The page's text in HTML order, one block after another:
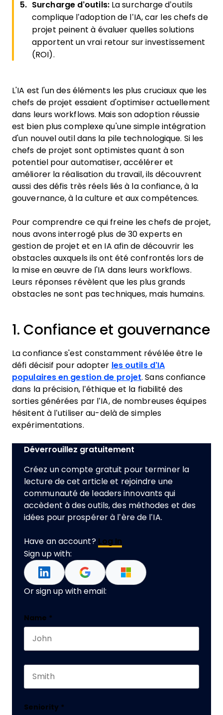
Surcharge d’outils: La surcharge d’outils
complique l’adoption de l’IA, car les chefs de
projet peinent à évaluer quelles solutions
apportent un vrai retour sur investissement
(ROI).
L'IA est l'un des éléments les plus cruciaux que les
chefs de projet essaient d'optimiser actuellement
dans leurs workflows. Mais son adoption réussie
est bien plus complexe qu'une simple intégration
d'un nouvel outil dans la pile technologique. Si les
chefs de projet sont optimistes quant à son
potentiel pour automatiser, accélérer et
améliorer la réalisation du travail, ils découvrent
aussi des défis très réels liés à la confiance, à la
gouvernance, à la culture et aux compétences.
Pour comprendre ce qui freine les chefs de projet,
nous avons interrogé plus de 30 experts en
gestion de projet et en IA afin de découvrir les
obstacles auxquels ils ont été confrontés lors de
la mise en œuvre de l'IA dans leurs workflows.
Leurs réponses révèlent que les plus grands
obstacles ne sont pas techniques, mais humains.
1. Confiance et gouvernance
La confiance s'est constamment révélée être le
défi décisif pour adopter les outils d’IA
populaires en gestion de projet. Sans confiance
dans la précision, l’éthique et la fiabilité des
sorties générées par l’IA, de nombreuses équipes
hésitent à l’utiliser au-delà de simples
expérimentations.
Déverrouillez gratuitement
Créez un compte gratuit pour terminer la
lecture de cet article et rejoindre une
communauté de leaders innovants qui
accèdent à des outils, des méthodes et des
idées pour prospérer à l’ère de l’IA.
Have an account? Log In
Sign up with:
Or sign up with email:
Comments
Name *
Seniority *